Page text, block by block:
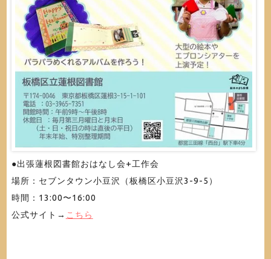
●出張蓮根図書館おはなし会+工作会
場所：セブンタウン小豆沢（板橋区小豆沢3-9-5）
時間：13:00〜16:00
公式サイト→ こちら